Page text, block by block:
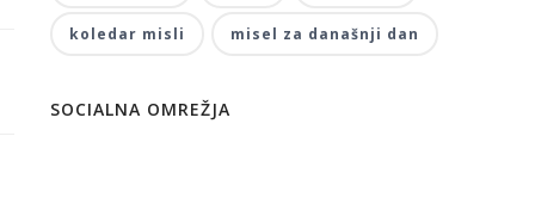
koledar misli misel za današnji dan
SOCIALNA OMREŽJA